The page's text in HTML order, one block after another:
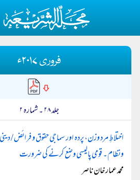
فروری ۲۰۱۷ء
جلد ۲۸ ۔ شمارہ ۲
اختلاطِ مرد وزن، پردہ اور سماجی حقوق و فرائض /
ونظام۔ قومی پالیسی وضع کرنے کی ضرورت
محمد عمار خان ناصر